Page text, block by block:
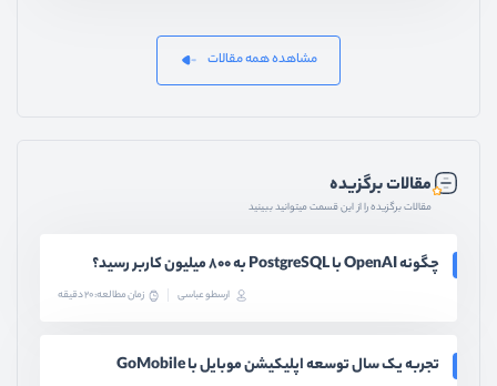
مشاهده همه مقالات
مقالات برگزیده
مقالات برگزیده را از این قسمت میتوانید ببینید
چگونه OpenAI با PostgreSQL به ۸۰۰ میلیون کاربر رسید؟
ارسطو عباسی زمان مطالعه: 20 دقیقه
تجربه یک سال توسعه اپلیکیشن موبایل با GoMobile